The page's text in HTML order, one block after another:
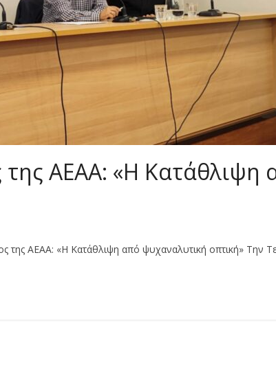
της ΑΕΑΑ: «Η Κατάθλιψη
της ΑΕΑΑ: «Η Κατάθλιψη από ψυχαναλυτική οπτική» Την